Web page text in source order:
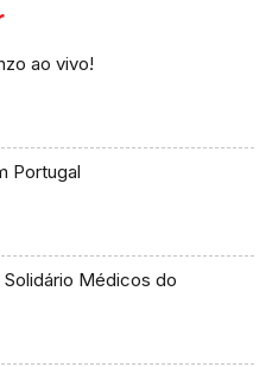
ao vivo!
Portugal
Médicos do